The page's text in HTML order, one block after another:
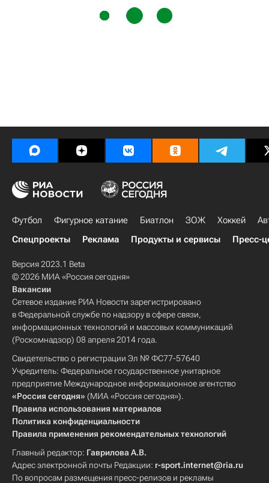
Футбол Фигурное катание Биатлон ЗОЖ Хоккей
Спецпроекты
Реклама Продукты и сервисы Пресс-
Версия 2023.1 Beta
© 2026 МИА «Россия сегодня»
Вакансии
Сетевое издание РИА Новости зарегистрировано
в Федеральной службе по надзору в сфере связи,
информационных технологий и массовых коммуникаций
(Роскомнадзор) 08 апреля 2014 года.
Свидетельство о регистрации Эл № ФС77-57640
Учредитель: Федеральное государственное унитарное
предприятие Международное информационное агентство
«Россия сегодня» (МИА «Россия сегодня»).
Правила использования материалов
Политика конфиденциальности
Правила применения рекомендательных технологий
Главный редактор: Гаврилова А.В.
Адрес электронной почты Редакции: r-sport.internet@ria.ru
По вопросам размещения пресс-релизов и рекламы